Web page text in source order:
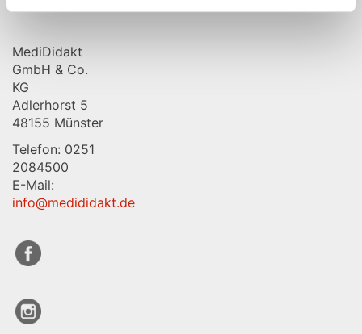
MediDidakt
GmbH & Co.
KG
Adlerhorst 5
48155 Münster
Telefon: 0251
2084500
E-Mail:
info@medididakt.de